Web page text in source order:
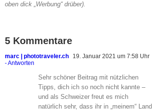
oben dick „Werbung“ drüber).
5 Kommentare
marc | phototraveler.ch
19. Januar 2021 um 7:58 Uhr
- Antworten
Sehr schöner Beitrag mit nützlichen
Tipps, dich ich so noch nicht kannte –
und als Schweizer freut es mich
natürlich sehr, dass ihr in „meinem“ Land